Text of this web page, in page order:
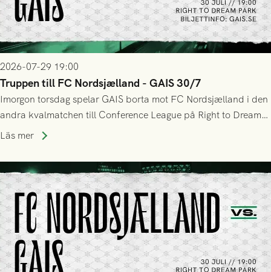
2026-07-29 19:00
Truppen till FC Nordsjælland - GAIS 30/7
Imorgon torsdag spelar GAIS borta mot FC Nordsjælland i den
andra kvalmatchen till Conference League på Right to Dream
Park! Fredrik Holmberg och ledarstaben har tagit ut följande
Läs mer